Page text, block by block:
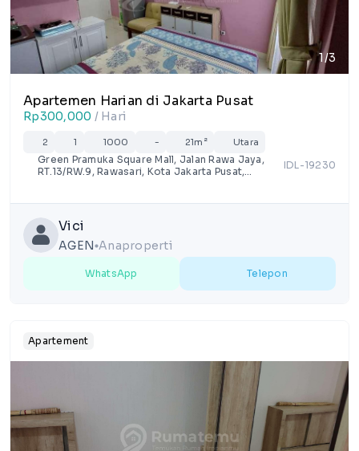
1/3
Apartemen Harian di Jakarta Pusat
Rp300,000 / Hari
2 1 1000 - 21m² Utara
Green Pramuka Square Mall, Jalan Rawa Jaya,
RT.13/RW.9, Rawasari, Kota Jakarta Pusat,
IDL-19230
Vici
AGEN lensAnaproperti
WhatsApp Telepon
Apartement